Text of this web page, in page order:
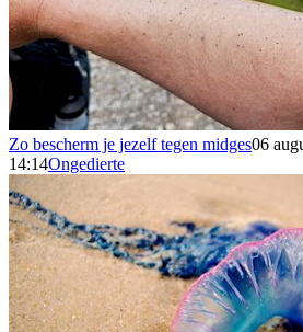
Zo bescherm je jezelf tegen midges06
14:14Ongedierte